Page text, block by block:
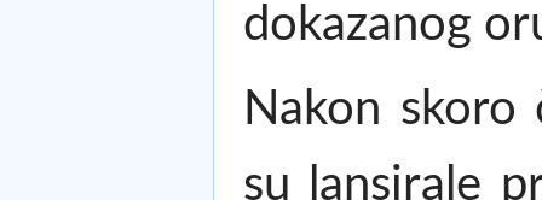
dokazanog
Nakon skoro
su lansirale